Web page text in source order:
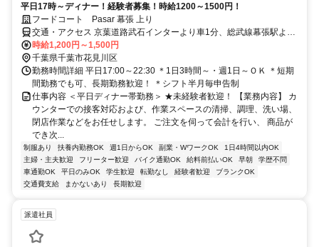
平日17時～ディナー！経験者募集！時給1200～1500円！
フードコート Pasar 幕張 上り
交通・アクセス 京葉道路武石インターより車1分、総武線幕張駅より
徒歩20分
時給1,200円～1,500円
千葉県千葉市花見川区
勤務時間詳細 平日17:00～22:30 ＊1日3時間～・週1日～ＯＫ ＊短期
間勤務でも可、長期勤務歓迎！ ＊シフト半月毎申告制
仕事内容 ＜平日ディナー帯勤務＞ ★未経験者歓迎！ 【業務内容】 カ
ウンターでの接客対応および、作業スペースの清掃、調理、洗い場、
閉店作業などをお任せします。 ご注文を伺って会計を行い、 商品が
でき次...
制服あり 扶養内勤務OK 週1日からOK 副業・WワークOK
1日4時間以内OK
主婦・主夫歓迎
フリーター歓迎 バイク通勤OK 給料前払いOK 早朝
学歴不問
車通勤OK
平日のみOK 学生歓迎 転勤なし 経験者歓迎
ブランクOK
交通費支給
まかないあり 長期歓迎
派遣社員